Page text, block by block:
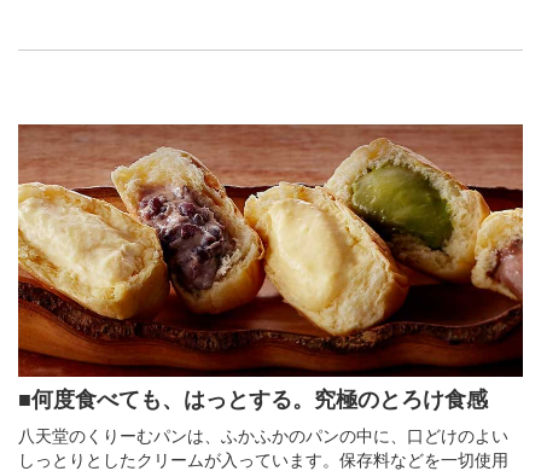
■何度食べても、はっとする。究極のとろけ食感
八天堂のくりーむパンは、ふかふかのパンの中に、口どけのよい
しっとりとしたクリームが入っています。保存料などを一切使用